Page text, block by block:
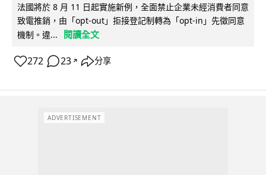
法國將於 8 月 11 日起實施新例，全面禁止企業未經消費者同意
致電推銷，由「opt-out」拒接登記制轉為「opt-in」先徵同意
機制。違...
閱讀全文
272 23 ↗ 分享
ADVERTISEMENT